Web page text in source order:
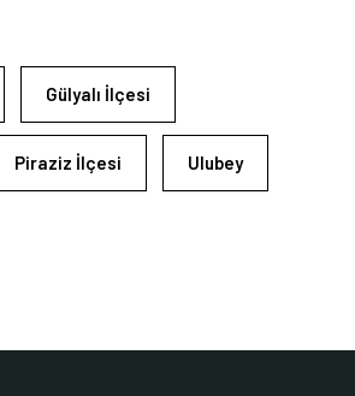
Gülyalı İlçesi
Piraziz İlçesi Ulubey